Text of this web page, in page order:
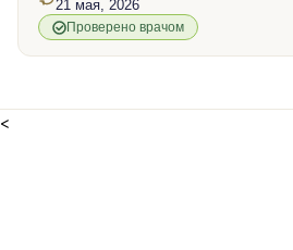
21 мая, 2026
Проверено врачом
<